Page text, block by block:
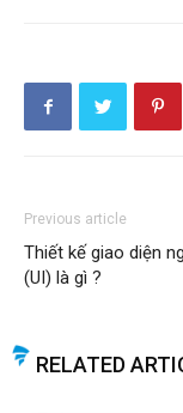
Previous article
Thiết kế giao diện
(UI) là gì ?
RELATED